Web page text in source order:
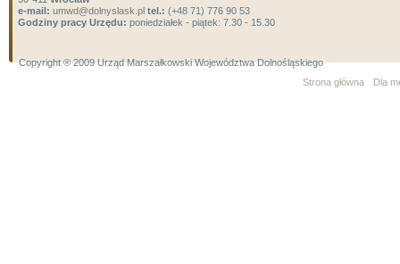
e-mail: umwd@dolnyslask.pl tel.: (+48 71) 776 90 53
Godziny pracy Urzędu: poniedziałek - piątek: 7.30 - 15.30
Copyright ® 2009 Urząd Marszałkowski Województwa Dolnośląskiego
Strona główna
Dla